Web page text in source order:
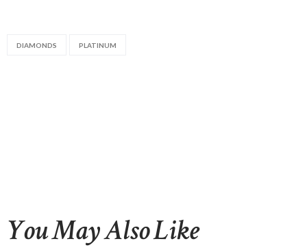
DIAMONDS PLATINUM
You May Also Like